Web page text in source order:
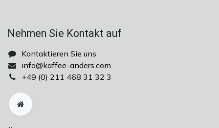
Nehmen Sie Kontakt auf
Kontaktieren Sie uns
info@kaffee-anders.com
+49 (0) 211 468 31 32 ​​3